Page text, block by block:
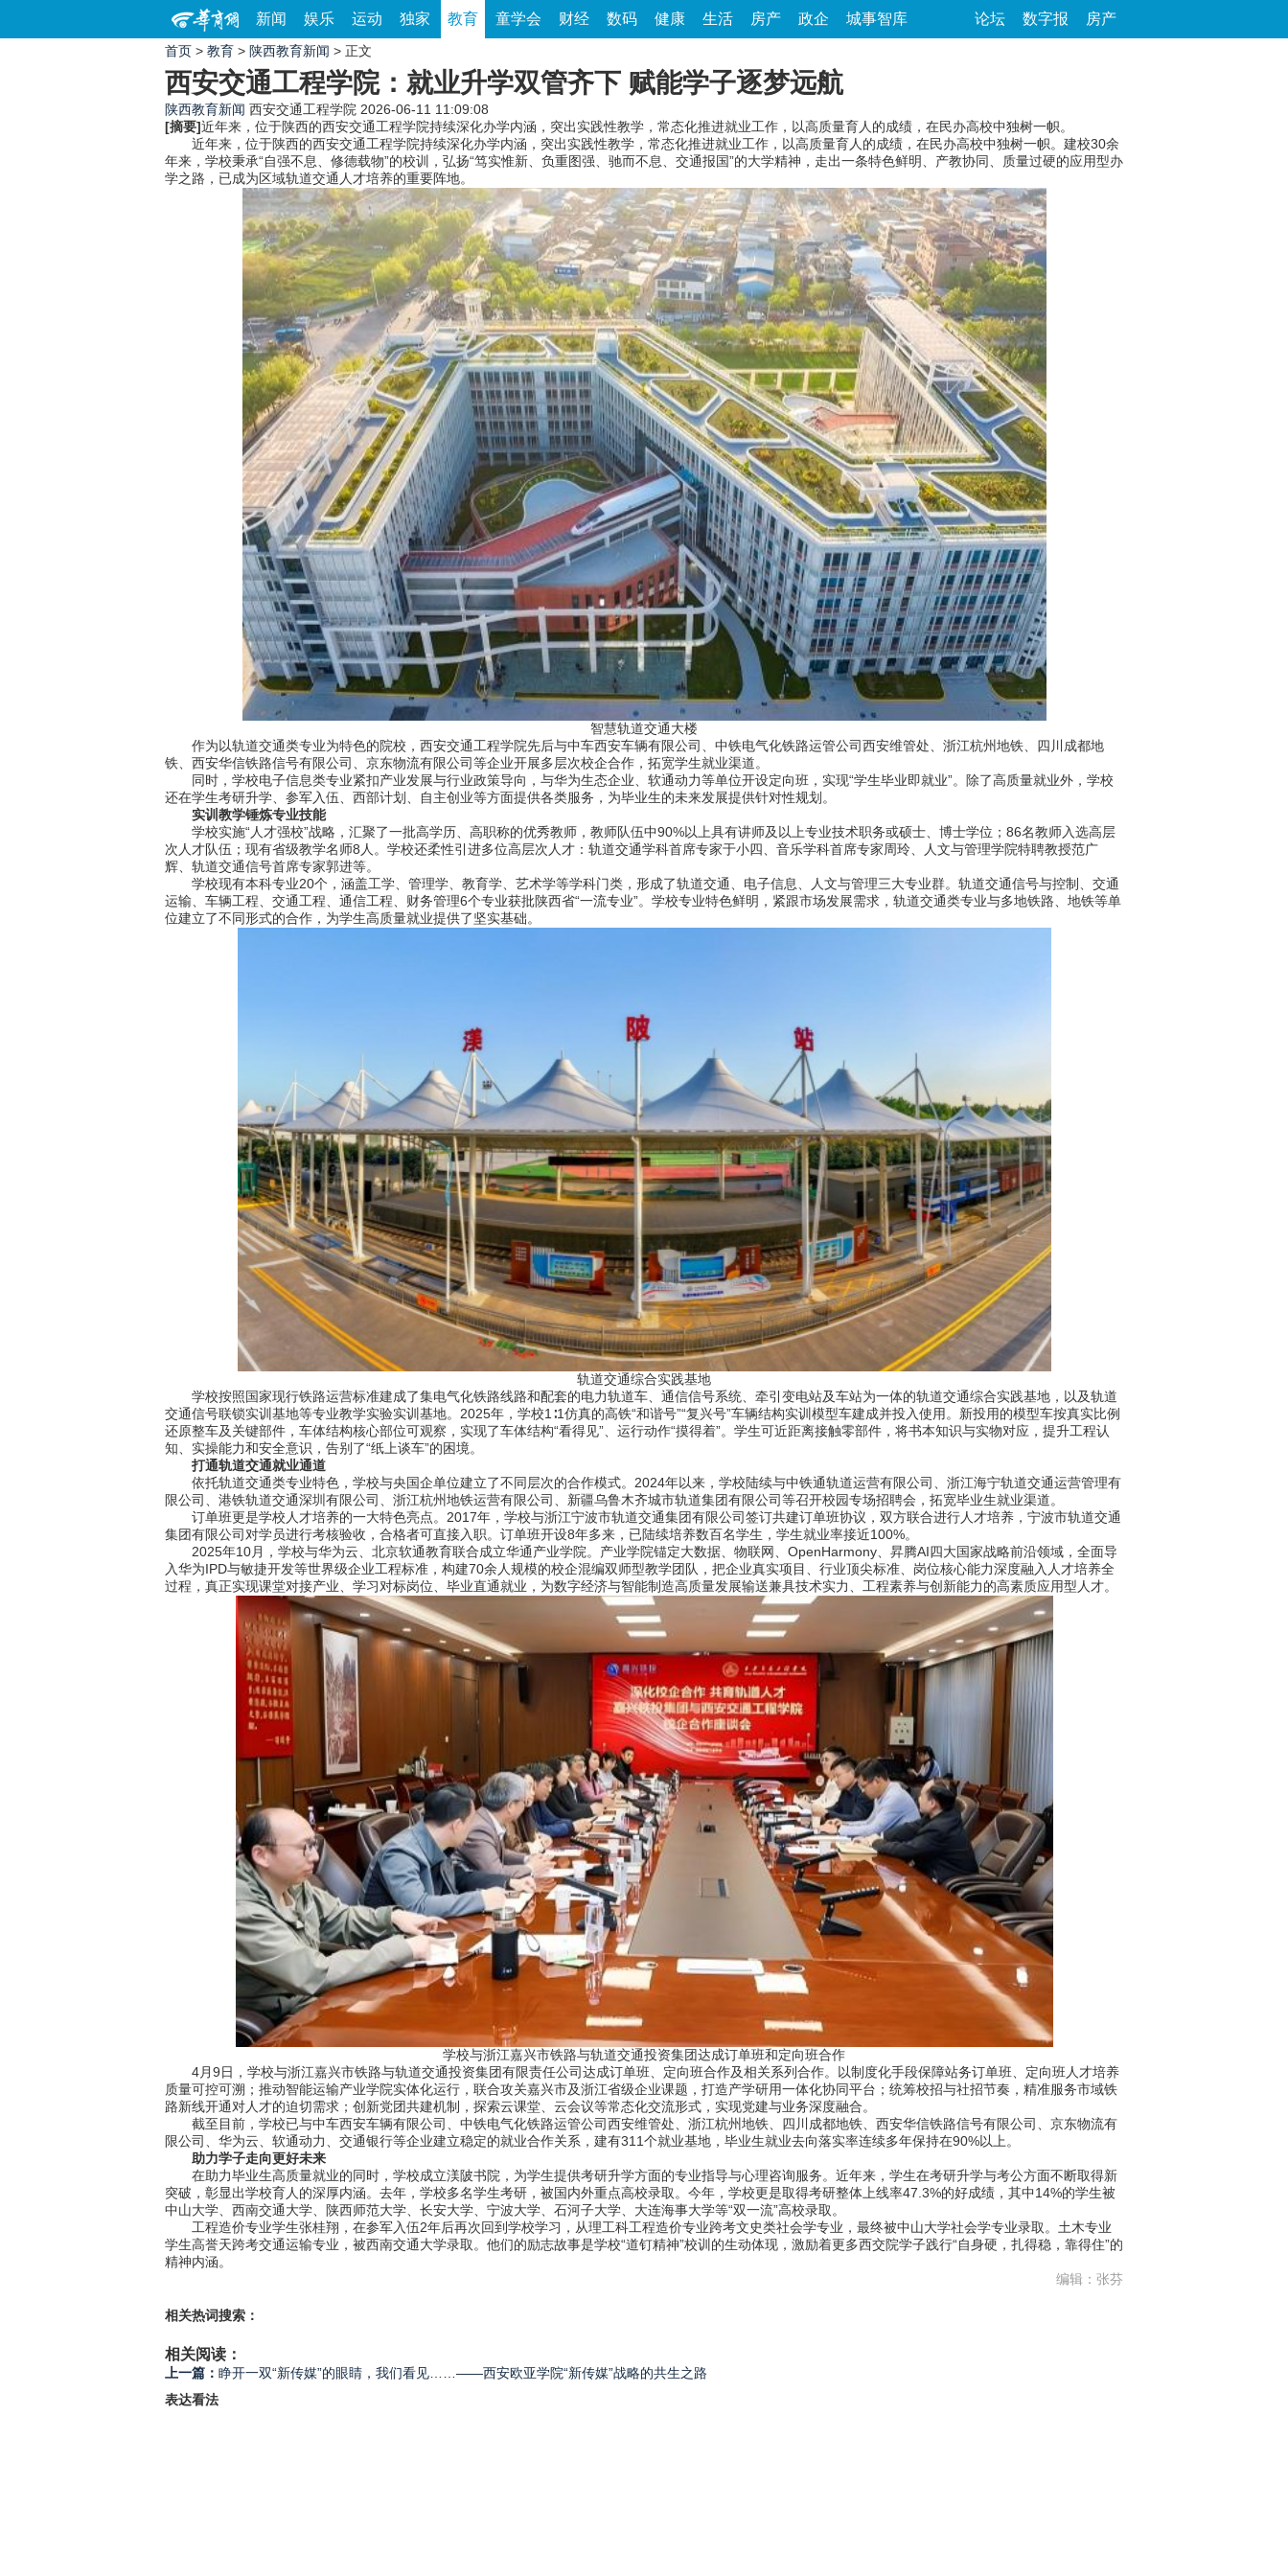
新闻 娱乐 运动 独家 教育 童学会 财经 数码 健康 生活 房产 政企 城事智库 论坛 数字报 房产
首页 > 教育 > 陕西教育新闻 > 正文
西安交通工程学院：就业升学双管齐下 赋能学子逐梦远航
陕西教育新闻 西安交通工程学院 2026-06-11 11:09:08
[摘要]近年来，位于陕西的西安交通工程学院持续深化办学内涵，突出实践性教学，常态化推进就业工作，以高质量育人的成绩，在民办高校中独树一帜。
近年来，位于陕西的西安交通工程学院持续深化办学内涵，突出实践性教学，常态化推进就业工作，以高质量育人的成绩，在民办高校中独树一帜。建校30余
年来，学校秉承“自强不息、修德载物”的校训，弘扬“笃实惟新、负重图强、驰而不息、交通报国”的大学精神，走出一条特色鲜明、产教协同、质量过硬的应用型办
学之路，已成为区域轨道交通人才培养的重要阵地。
智慧轨道交通大楼
作为以轨道交通类专业为特色的院校，西安交通工程学院先后与中车西安车辆有限公司、中铁电气化铁路运管公司西安维管处、浙江杭州地铁、四川成都地
铁、西安华信铁路信号有限公司、京东物流有限公司等企业开展多层次校企合作，拓宽学生就业渠道。
同时，学校电子信息类专业紧扣产业发展与行业政策导向，与华为生态企业、软通动力等单位开设定向班，实现“学生毕业即就业”。除了高质量就业外，学校
还在学生考研升学、参军入伍、西部计划、自主创业等方面提供各类服务，为毕业生的未来发展提供针对性规划。
实训教学锤炼专业技能
学校实施“人才强校”战略，汇聚了一批高学历、高职称的优秀教师，教师队伍中90%以上具有讲师及以上专业技术职务或硕士、博士学位；86名教师入选高层
次人才队伍；现有省级教学名师8人。学校还柔性引进多位高层次人才：轨道交通学科首席专家于小四、音乐学科首席专家周玲、人文与管理学院特聘教授范广
辉、轨道交通信号首席专家郭进等。
学校现有本科专业20个，涵盖工学、管理学、教育学、艺术学等学科门类，形成了轨道交通、电子信息、人文与管理三大专业群。轨道交通信号与控制、交通
运输、车辆工程、交通工程、通信工程、财务管理6个专业获批陕西省“一流专业”。学校专业特色鲜明，紧跟市场发展需求，轨道交通类专业与多地铁路、地铁等单
位建立了不同形式的合作，为学生高质量就业提供了坚实基础。
轨道交通综合实践基地
学校按照国家现行铁路运营标准建成了集电气化铁路线路和配套的电力轨道车、通信信号系统、牵引变电站及车站为一体的轨道交通综合实践基地，以及轨道
交通信号联锁实训基地等专业教学实验实训基地。2025年，学校1∶1仿真的高铁“和谐号”“复兴号”车辆结构实训模型车建成并投入使用。新投用的模型车按真实比例
还原整车及关键部件，车体结构核心部位可观察，实现了车体结构“看得见”、运行动作“摸得着”。学生可近距离接触零部件，将书本知识与实物对应，提升工程认
知、实操能力和安全意识，告别了“纸上谈车”的困境。
打通轨道交通就业通道
依托轨道交通类专业特色，学校与央国企单位建立了不同层次的合作模式。2024年以来，学校陆续与中铁通轨道运营有限公司、浙江海宁轨道交通运营管理有
限公司、港铁轨道交通深圳有限公司、浙江杭州地铁运营有限公司、新疆乌鲁木齐城市轨道集团有限公司等召开校园专场招聘会，拓宽毕业生就业渠道。
订单班更是学校人才培养的一大特色亮点。2017年，学校与浙江宁波市轨道交通集团有限公司签订共建订单班协议，双方联合进行人才培养，宁波市轨道交通
集团有限公司对学员进行考核验收，合格者可直接入职。订单班开设8年多来，已陆续培养数百名学生，学生就业率接近100%。
2025年10月，学校与华为云、北京软通教育联合成立华通产业学院。产业学院锚定大数据、物联网、OpenHarmony、昇腾AI四大国家战略前沿领域，全面导
入华为IPD与敏捷开发等世界级企业工程标准，构建70余人规模的校企混编双师型教学团队，把企业真实项目、行业顶尖标准、岗位核心能力深度融入人才培养全
过程，真正实现课堂对接产业、学习对标岗位、毕业直通就业，为数字经济与智能制造高质量发展输送兼具技术实力、工程素养与创新能力的高素质应用型人才。
学校与浙江嘉兴市铁路与轨道交通投资集团达成订单班和定向班合作
4月9日，学校与浙江嘉兴市铁路与轨道交通投资集团有限责任公司达成订单班、定向班合作及相关系列合作。以制度化手段保障站务订单班、定向班人才培养
质量可控可溯；推动智能运输产业学院实体化运行，联合攻关嘉兴市及浙江省级企业课题，打造产学研用一体化协同平台；统筹校招与社招节奏，精准服务市域铁
路新线开通对人才的迫切需求；创新党团共建机制，探索云课堂、云会议等常态化交流形式，实现党建与业务深度融合。
截至目前，学校已与中车西安车辆有限公司、中铁电气化铁路运管公司西安维管处、浙江杭州地铁、四川成都地铁、西安华信铁路信号有限公司、京东物流有
限公司、华为云、软通动力、交通银行等企业建立稳定的就业合作关系，建有311个就业基地，毕业生就业去向落实率连续多年保持在90%以上。
助力学子走向更好未来
在助力毕业生高质量就业的同时，学校成立渼陂书院，为学生提供考研升学方面的专业指导与心理咨询服务。近年来，学生在考研升学与考公方面不断取得新
突破，彰显出学校育人的深厚内涵。去年，学校多名学生考研，被国内外重点高校录取。今年，学校更是取得考研整体上线率47.3%的好成绩，其中14%的学生被
中山大学、西南交通大学、陕西师范大学、长安大学、宁波大学、石河子大学、大连海事大学等“双一流”高校录取。
工程造价专业学生张桂翔，在参军入伍2年后再次回到学校学习，从理工科工程造价专业跨考文史类社会学专业，最终被中山大学社会学专业录取。土木专业
学生高誉天跨考交通运输专业，被西南交通大学录取。他们的励志故事是学校“道钉精神”校训的生动体现，激励着更多西交院学子践行“自身硬，扎得稳，靠得住”的
精神内涵。
编辑：张芬
相关热词搜索：
相关阅读：
上一篇： 睁开一双“新传媒”的眼睛，我们看见……——西安欧亚学院“新传媒”战略的共生之路
表达看法